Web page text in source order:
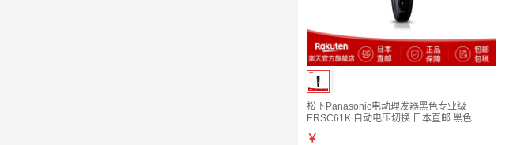
松下Panasonic电动理发器黑色专业级
ERSC61K 自动电压切换 日本直邮 黑色
￥